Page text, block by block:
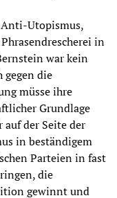
Anti-Utopismus,
in
war kein
gegen die
müsse ihre
Grundlage
auf der Seite der
in beständigem
Parteien in fast
die
gewinnt und